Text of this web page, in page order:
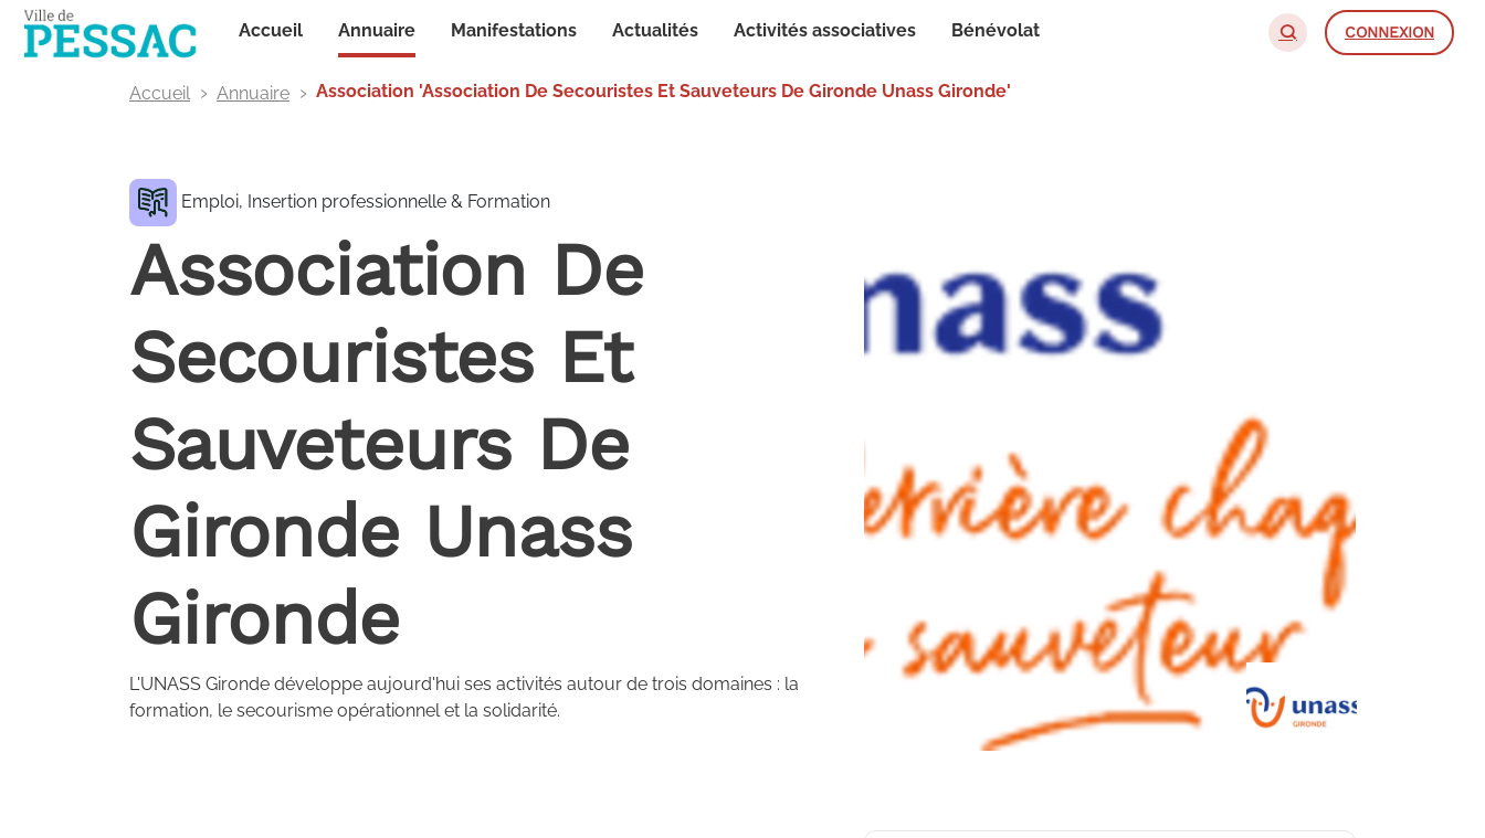
CONNEXION
Accueil Annuaire Manifestations Actualités Activités associatives Bénévolat
Accueil Annuaire Association 'Association De Secouristes Et Sauveteurs De Gironde Unass Gironde'
Emploi, Insertion professionnelle & Formation
Association De
Secouristes Et
Sauveteurs De
Gironde Unass
Gironde
L'UNASS Gironde développe aujourd'hui ses activités autour de trois domaines : la
formation, le secourisme opérationnel et la solidarité.
Panneau de gestion des cookies